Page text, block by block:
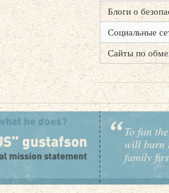
Блоги о
Социальные
Сайты по
To fan
will burn
family